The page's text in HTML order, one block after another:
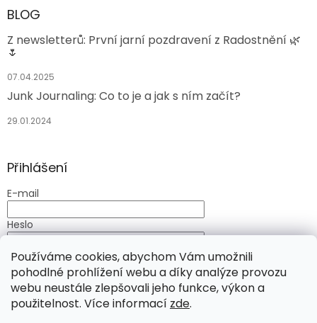
Používáme cookies, abychom Vám umožnili
pohodlné prohlížení webu a díky analýze provozu
webu neustále zlepšovali jeho funkce, výkon a
použitelnost. Více informací zde.
BLOG
Z newsletterů: První jarní pozdravení z Radostnění 🌿
🌷
07.04.2025
Junk Journaling: Co to je a jak s ním začít?
29.01.2024
Přihlášení
E-mail
Heslo
PŘIHLÁSIT SE
Nová registrace Zapomenuté heslo